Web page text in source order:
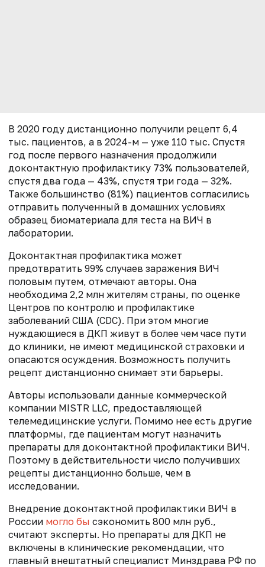
В 2020 году дистанционно получили рецепт 6,4
тыс. пациентов, а в 2024-м — уже 110 тыс. Спустя
год после первого назначения продолжили
доконтактную профилактику 73% пользователей,
спустя два года — 43%, спустя три года — 32%.
Также большинство (81%) пациентов согласились
отправить полученный в домашних условиях
образец биоматериала для теста на ВИЧ в
лаборатории.
Доконтактная профилактика может
предотвратить 99% случаев заражения ВИЧ
половым путем, отмечают авторы. Она
необходима 2,2 млн жителям страны, по оценке
Центров по контролю и профилактике
заболеваний США (CDC). При этом многие
нуждающиеся в ДКП живут в более чем часе пути
до клиники, не имеют медицинской страховки и
опасаются осуждения. Возможность получить
рецепт дистанционно снимает эти барьеры.
Авторы использовали данные коммерческой
компании MISTR LLC, предоставляющей
телемедицинские услуги. Помимо нее есть другие
платформы, где пациентам могут назначить
препараты для доконтактной профилактики ВИЧ.
Поэтому в действительности число получивших
рецепты дистанционно больше, чем в
исследовании.
Внедрение доконтактной профилактики ВИЧ в
России могло бы сэкономить 800 млн руб.,
считают эксперты. Но препараты для ДКП не
включены в клинические рекомендации, что
главный внештатный специалист Минздрава РФ по